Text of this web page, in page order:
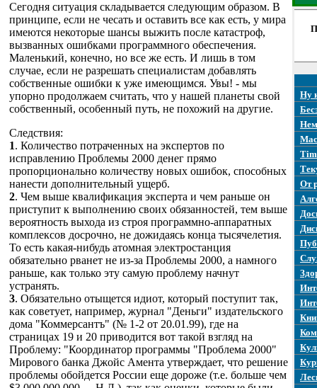
Сегодня ситуация складывается следующим образом. В
принципе, если не чесать и оставить все как есть, у мира
имеются некоторые шансы выжить после катастроф,
вызванных ошибками программного обеспечения.
Маленький, конечно, но все же есть. И лишь в том
случае, если не разрешать специалистам добавлять
собственные ошибки к уже имеющимся. Увы! - мы
упорно продолжаем считать, что у нашей планеты свой
собственный, особенный путь, не похожий на другие.
Следствия:
1. Количество потраченных на экспертов по
исправлению Проблемы 2000 денег прямо
пропорционально количеству новых ошибок, способных
нанести дополнительный ущерб.
2. Чем выше квалификация эксперта и чем раньше он
приступит к выполнению своих обязанностей, тем выше
вероятность выхода из строя программно-аппаратных
комплексов досрочно, не дожидаясь конца тысячелетия.
То есть какая-нибудь атомная электростанция
обязательно рванет не из-за Проблемы 2000, а намного
раньше, как только эту самую проблему начнут
устранять.
3. Обязательно отыщется идиот, который поступит так,
как советует, например, журнал "Деньги" издательского
дома "Коммерсантъ" (№ 1-2 от 20.01.99), где на
страницах 19 и 20 приводится вот такой взгляд на
Проблему: "Координатор программы "Проблема 2000"
Мирового банка Джойс Амента утверждает, что решение
проблемы обойдется России еще дороже (т.е. больше чем
Ну
От